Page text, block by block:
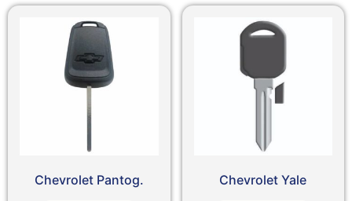
Chevrolet Pantog. Chevrolet Yale